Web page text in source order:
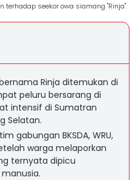
seekor owa siamang "Rinja".
Rinja ditemukan di
peluru bersarang di
intensif di Sumatran
Selatan.
gabungan BKSDA, WRU,
warga melaporkan
ternyata dipicu